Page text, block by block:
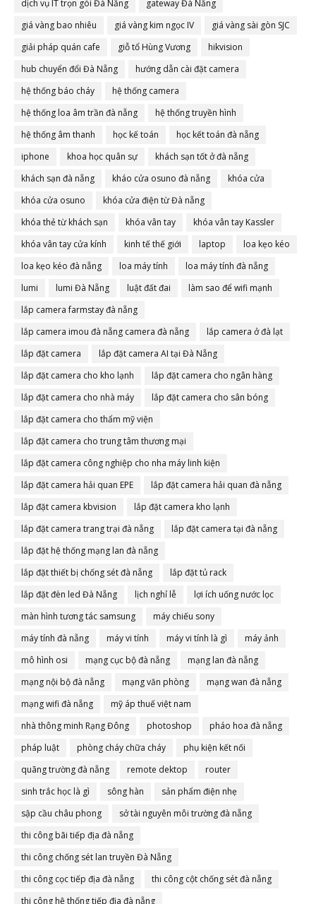
dịch vụ IT trọn gói Đà Nẵng
gateway Đà Nẵng
giá vàng bao nhiêu
giá vàng kim ngọc IV
giá vàng sài gòn SJC
giải pháp quán cafe
giỗ tổ Hùng Vương
hikvision
hub chuyển đổi Đà Nẵng
hướng dẫn cài đặt camera
hệ thống báo cháy
hệ thống camera
hệ thống loa âm trần đà nẵng
hệ thống truyền hình
hệ thống âm thanh
học kế toán
học kết toán đà nẵng
iphone
khoa học quân sự
khách sạn tốt ở đà nẵng
khách sạn đà nẵng
kháo cửa osuno đà nẵng
khóa cửa
khóa cửa osuno
khóa cửa điện từ Đà nẵng
khóa thẻ từ khách sạn
khóa vân tay
khóa vân tay Kassler
khóa vân tay cửa kính
kinh tế thế giới laptop
loa kẹo kéo
loa kẹo kéo đà nẵng
loa máy tính
loa máy tính đà nẵng
lumi
lumi Đà Nẵng luật đất đai
làm sao để wifi mạnh
lắp camera farmstay đà nẵng
lắp camera imou đà nẵng camera đà nẵng
lắp camera ở đà lạt
lắp đặt camera
lắp đặt camera AI tại Đà Nẵng
lắp đặt camera cho kho lạnh
lắp đặt camera cho ngân hàng
lắp đặt camera cho nhà máy
lắp đặt camera cho sân bóng
lắp đặt camera cho thẩm mỹ viện
lắp đặt camera cho trung tâm thương mại
lắp đặt camera công nghiệp cho nha máy linh kiện
lắp đặt camera hải quan EPE
lắp đặt camera hải quan đà nẵng
lắp đặt camera kbvision
lắp đặt camera kho lạnh
lắp đặt camera trang trại đà nẵng
lắp đặt camera tại đà nẵng
lắp đặt hệ thống mạng lan đà nẵng
lắp đặt thiết bị chống sét đà nẵng
lắp đặt tủ rack
lắp đặt đèn led Đà Nẵng
lịch nghỉ lễ
lợi ích uống nước lọc
màn hình tương tác samsung
máy chiếu sony
máy tính đà nẵng
máy vi tính máy vi tính là gì
máy ảnh
mô hình osi
mạng cục bộ đà nẵng
mạng lan đà nẵng
mạng nội bộ đà nẵng
mạng văn phòng
mạng wan đà nẵng
mạng wifi đà nẵng
mỹ áp thuế việt nam
nhà thông minh Rạng Đông
photoshop
pháo hoa đà nẵng
pháp luật
phòng cháy chữa cháy
phụ kiện kết nối
quãng trường đà nẵng
remote dektop
router
sinh trắc học là gì
sông hàn
sản phẩm điện nhẹ
sập cầu châu phong
sở tài nguyên môi trường đà nẵng
thi công bãi tiếp địa đà nẵng
thi công chống sét lan truyền Đà Nẵng
thi công cọc tiếp địa đà nẵng
thi công cột chống sét đà nẵng
thi công hệ thống tiếp địa đà nẵng